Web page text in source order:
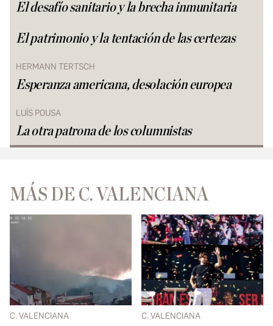
El desafío sanitario y la brecha inmunitaria
El patrimonio y la tentación de las certezas
HERMANN TERTSCH
Esperanza americana, desolación europea
LUÍS POUSA
La otra patrona de los columnistas
MÁS DE C. VALENCIANA
C. VALENCIANA C. VALENCIANA